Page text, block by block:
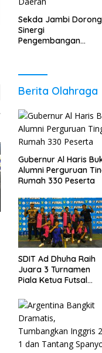
Sekda Jambi Dorong
Sinergi
Pengembangan
Ekonomi Daerah
Berita Olahraga
Gubernur Al Haris
Alumni Perguruan
Rumah 330 Peserta
SDIT Ad Dhuha Raih
Juara 3 Turnamen
Piala Ketua Futsal
2026